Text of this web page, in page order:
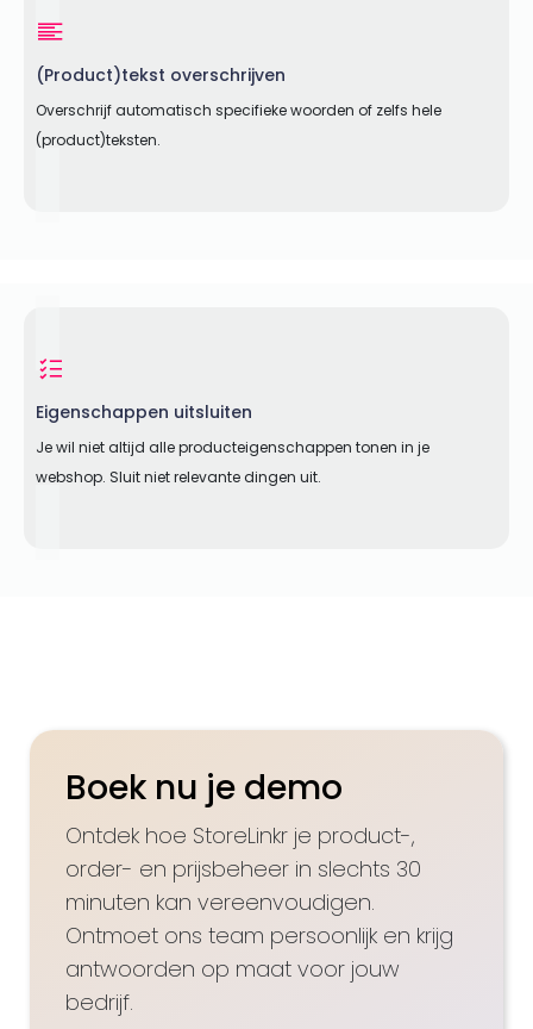
(Product)tekst overschrijven
Overschrijf automatisch specifieke woorden of zelfs hele
(product)teksten.
Eigenschappen uitsluiten
Je wil niet altijd alle producteigenschappen tonen in je
webshop. Sluit niet relevante dingen uit.
Boek nu je demo
Ontdek hoe StoreLinkr je product-,
order- en prijsbeheer in slechts 30
minuten kan vereenvoudigen.
Ontmoet ons team persoonlijk en krijg
antwoorden op maat voor jouw
bedrijf.